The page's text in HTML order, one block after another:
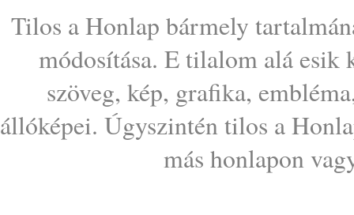
Tilos a Honlap bármely
módosítása. E tilalom alá esik
szöveg, kép, grafika,
állóképei. Úgyszintén tilos a
más honlapon